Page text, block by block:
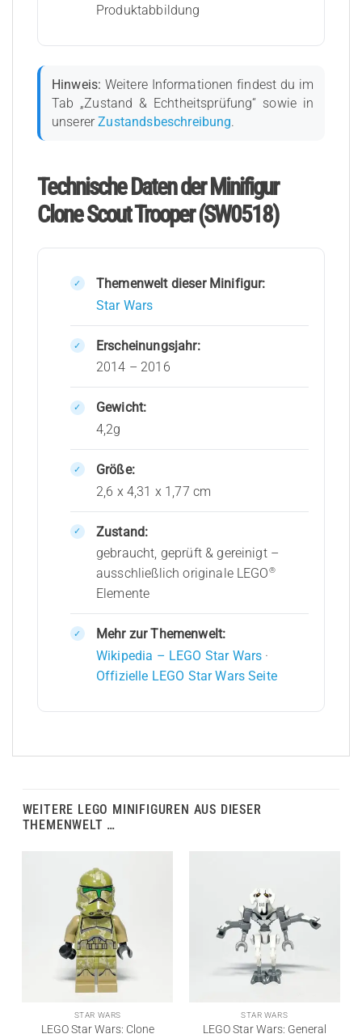
Produktabbildung
Hinweis: Weitere Informationen findest du im
Tab „Zustand & Echtheitsprüfung“ sowie in
unsererZustandsbeschreibung.
Technische Daten der Minifigur
Clone Scout Trooper (SW0518)
Themenwelt dieser Minifigur:
Star Wars
Erscheinungsjahr:
2014 – 2016
Gewicht:
4,2g
Größe:
2,6 x 4,31 x 1,77 cm
Zustand:
gebraucht, geprüft & gereinigt –
ausschließlich originale LEGO®
Elemente
Mehr zur Themenwelt:
Wikipedia – LEGO Star Wars ·
Offizielle LEGO Star Wars Seite
WEITERE LEGO MINIFIGUREN AUS DIESER
THEMENWELT …
STAR WARS
LEGO Star Wars: Clone
STAR WARS
LEGO Star Wars: General